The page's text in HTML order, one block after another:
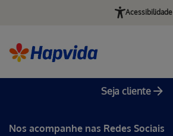
Acessibilidade
Seja cliente
Nos acompanhe nas Redes Sociais